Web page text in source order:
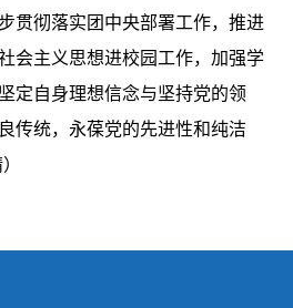
彻落实团中央部署工作，推进
会主义思想进校园工作，加强学
定自身理想信念与坚持党的领
传统，永葆党的先进性和纯洁